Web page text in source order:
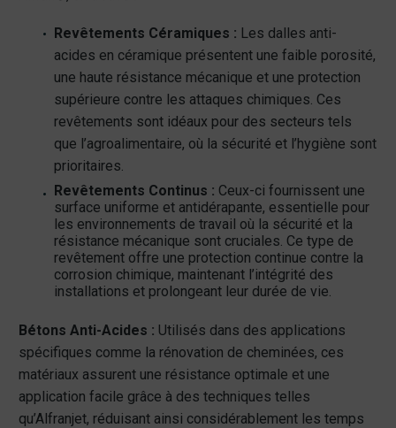
Revêtements Céramiques : Les dalles anti-
acides en céramique présentent une faible porosité,
une haute résistance mécanique et une protection
supérieure contre les attaques chimiques. Ces
revêtements sont idéaux pour des secteurs tels
que l’agroalimentaire, où la sécurité et l’hygiène sont
prioritaires.
Revêtements Continus : Ceux-ci fournissent une
surface uniforme et antidérapante, essentielle pour
les environnements de travail où la sécurité et la
résistance mécanique sont cruciales. Ce type de
revêtement offre une protection continue contre la
corrosion chimique, maintenant l’intégrité des
installations et prolongeant leur durée de vie.
Bétons Anti-Acides : Utilisés dans des applications
spécifiques comme la rénovation de cheminées, ces
matériaux assurent une résistance optimale et une
application facile grâce à des techniques telles
qu’Alfranjet, réduisant ainsi considérablement les temps